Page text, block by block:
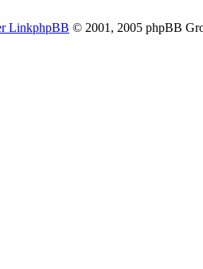
phpBB © 2001, 2005 phpBB